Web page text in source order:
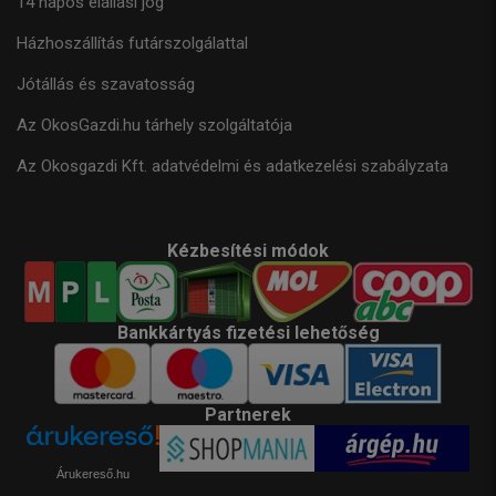
Házhoszállítás futárszolgálattal
Jótállás és szavatosság
Az OkosGazdi.hu tárhely szolgáltatója
Az Okosgazdi Kft. adatvédelmi és adatkezelési szabályzata
Kézbesítési módok
Bankkártyás fizetési lehetőség
Partnerek
Árukereső.hu